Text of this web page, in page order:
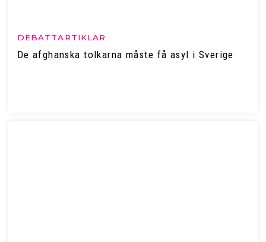
DEBATTARTIKLAR
De afghanska tolkarna måste få asyl i Sverige